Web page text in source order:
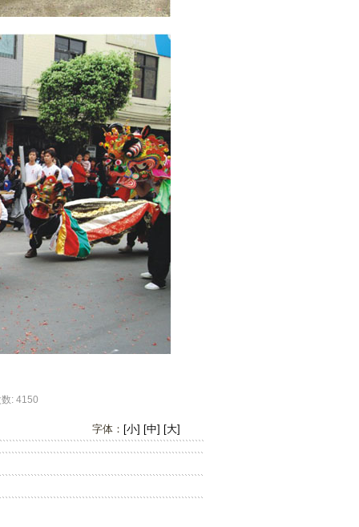
: 4150
字体： [小] [中] [大]